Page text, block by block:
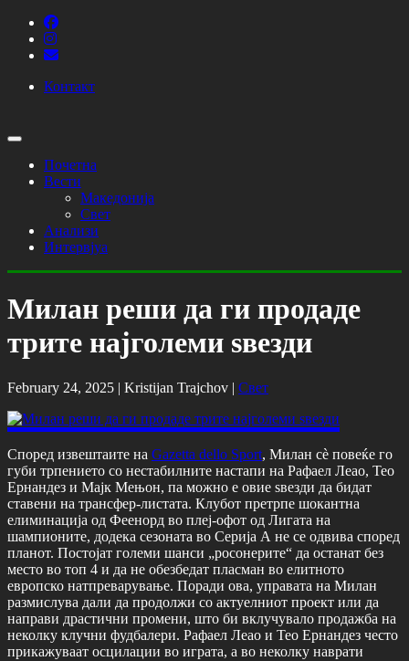
Контакт
Почетна
Вести
Македонија
Свет
Анализи
Интервјуа
Милан реши да ги продаде
трите најголеми ѕвезди
February 24, 2025 | Kristijan Trajchov | Свет
Според извештаите на Gazetta dello Sport, Милан сè повеќе го
губи трпението со нестабилните настапи на Рафаел Леао, Тео
Ернандез и Мајк Мењон, па можно е овие ѕвезди да бидат
ставени на трансфер-листата. Клубот претрпе шокантна
елиминација од Феенорд во плеј-офот од Лигата на
шампионите, додека сезоната во Серија А не се одвива според
планот. Постојат големи шанси „росонерите“ да останат без
место во топ 4 и да не обезбедат пласман во елитното
европско натпреварување. Поради ова, управата на Милан
размислува дали да продолжи со актуелниот проект или да
направи драстични промени, што би вклучувало продажба на
неколку клучни фудбалери. Рафаел Леао и Тео Ернандез често
прикажуваат осцилации во играта, а во неколку наврати